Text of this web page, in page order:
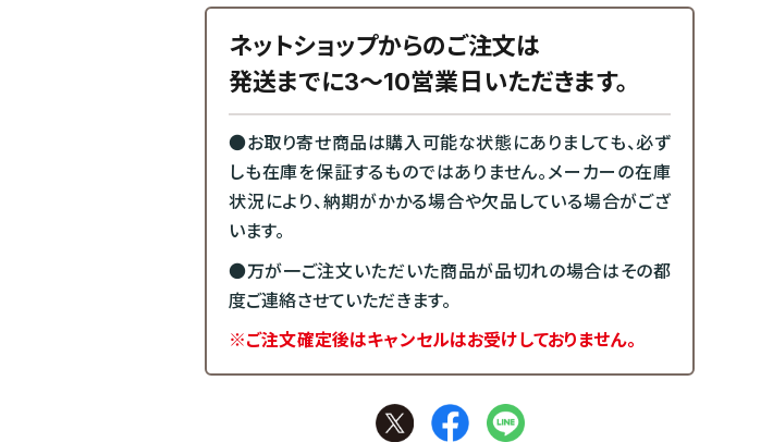
ネットショップからのご注文は
発送までに3～10営業日いただきます。
●お取り寄せ商品は購入可能な状態にありましても、必ず
しも在庫を保証するものではありません。メーカーの在庫
状況により、納期がかかる場合や欠品している場合がござ
います。
●万が一ご注文いただいた商品が品切れの場合はその都
度ご連絡させていただきます。
※ご注文確定後はキャンセルはお受けしておりません。